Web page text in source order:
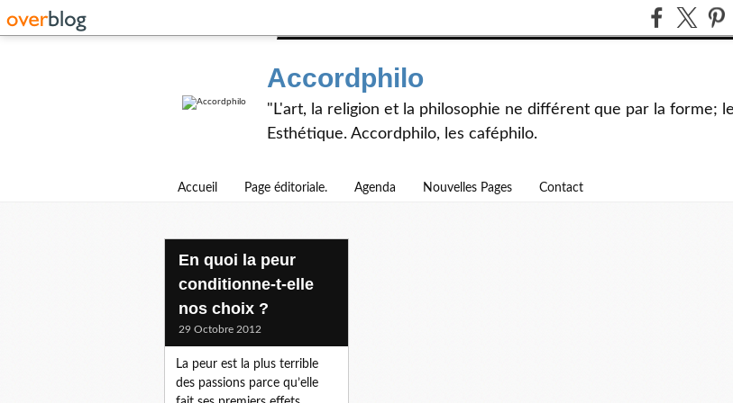
Accordphilo
"L'art, la religion et la philosophie ne différent que par la forme;
Esthétique. Accordphilo, les caféphilo.
Accueil Page éditoriale. Agenda Nouvelles Pages Contact
En quoi la peur
conditionne-t-elle
nos choix ?
29 Octobre 2012
La peur est la plus terrible
des passions parce qu’elle